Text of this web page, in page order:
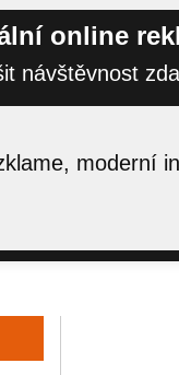
online
návštěvnost
moderní